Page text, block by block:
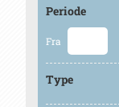
Periode
Fra
Type